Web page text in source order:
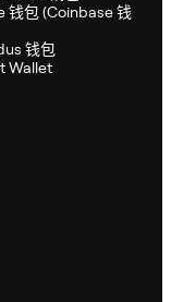
钱包 (Coinbase 钱
钱包
Wallet